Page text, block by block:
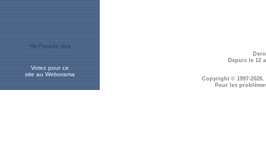
Votez pour ce
site au Weborama
Depuis le 12
Copyright © 1997-2026.
Pour les